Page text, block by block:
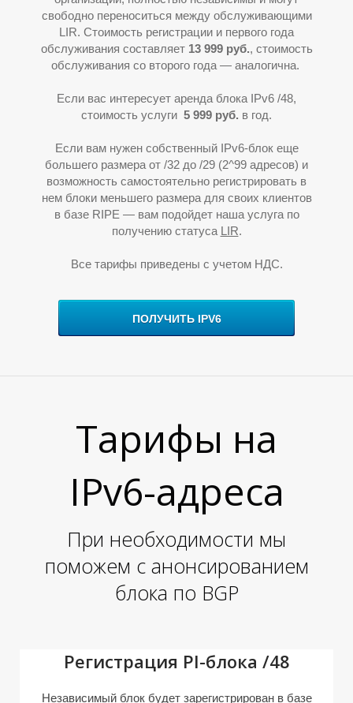
У
свободно переноситься между обслуживающими
LIR. Стоимость регистрации и первого года
обслуживания составляет 13999 руб., стоимость
обслуживания со второго года — аналогична.
Если вас интересует аренда блока IPv6 /48,
стоимость услуги 5 999 руб. в год.
Если вам нужен собственный IPv6-блок еще
большего размера от /32 до /29 (2^99 адресов) и
возможность самостоятельно регистрировать в
нем блоки меньшего размера для своих клиентов
в базе RIPE —вам подойдет наша услуга по
получению статуса LIR.
Все тарифы приведены с учетом НДС.
ПОЛУЧИТЬ IPV6
Тарифы на
IPv6-адреса
При необходимости мы
поможем с анонсированием
блока по BGP
Регистрация PI-блока /48
Независимый блок будет зарегистрирован в базе